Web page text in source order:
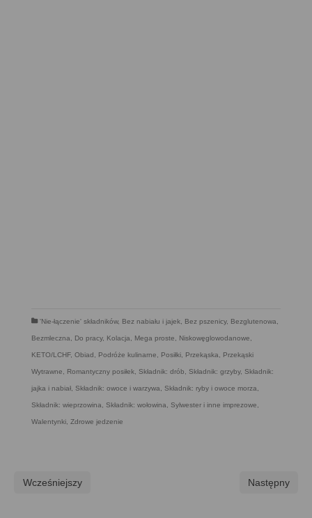
'Nie-łączenie' składników, Bez nabiału i jajek Bez pszenicy, Bezglutenowa
Bezmleczna Do pracy, Kolacja Mega proste Niskowęglowodanowe,
KETO/LCHF, Obiad Podróże kulinarne Posiłki Przekąska Przekąski
Wytrawne Romantyczny posiłek Składnik: drób Składnik: grzyby, Składnik:
jajka i nabiał Składnik: owoce i warzywa Składnik: ryby i owoce morza
Składnik: wieprzowina Składnik: wołowina Sylwester i inne imprezowe
Walentynki Zdrowe jedzenie
Wcześniejszy Następny